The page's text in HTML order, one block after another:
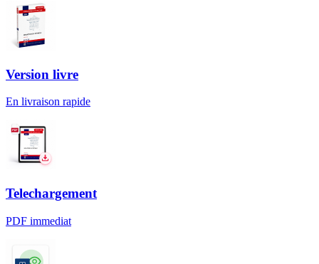
Version livre
En livraison rapide
Telechargement
PDF immediat